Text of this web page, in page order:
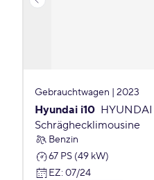
Gebrauchtwagen | 2023
Hyundai i10
Schräghecklimousine
Benzin
67 PS (49 kW)
EZ: 07/24